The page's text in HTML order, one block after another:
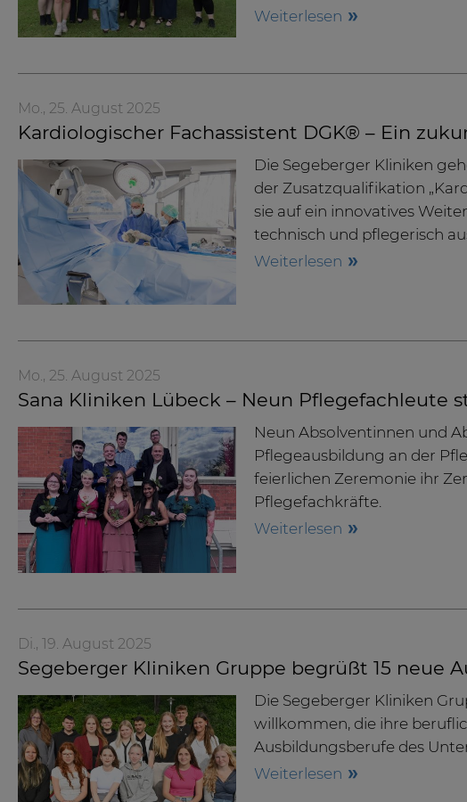
Weiterlesen
Mo., 25. August 2025
Kardiologischer Fachassistent DGK® – Ein
Die Segeberger Kliniken
der Zusatzqualifikation
sie auf ein innovatives
technisch und pflegerisch
Weiterlesen
Mo., 25. August 2025
Sana Kliniken Lübeck – Neun Pflegefachleute
Neun Absolventinnen und
Pflegeausbildung an der
feierlichen Zeremonie ihr
Pflegefachkräfte.
Weiterlesen
Di., 19. August 2025
Segeberger Kliniken Gruppe begrüßt 15 neue
Die Segeberger Kliniken
willkommen, die ihre
Ausbildungsberufe des
Weiterlesen